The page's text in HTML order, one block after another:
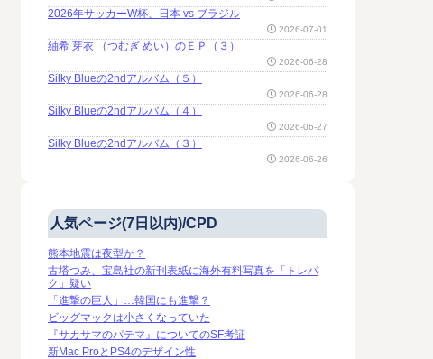
2026年サッカーW杯、日本 vs ブラジル
2026-07-01
紬希 芽衣 （つむぎ めい）のＥＰ（３）
2026-06-28
Silky Blueの2ndアルバム（５）
2026-06-28
Silky Blueの2ndアルバム（４）
2026-06-27
Silky Blueの2ndアルバム（３）
2026-06-26
人気ページ(7日以内)/CPD
熊本地震は夜型か？
古塔つみ、宝島社の新刊表紙に海外有料写真を「トレパ
ク」疑い
「進撃の巨人」…韓国にも進撃？
ビッグマックは小さくなっていた
『サカサマのパテマ』についてのSF考証
新Mac ProとPS4のデザイン性